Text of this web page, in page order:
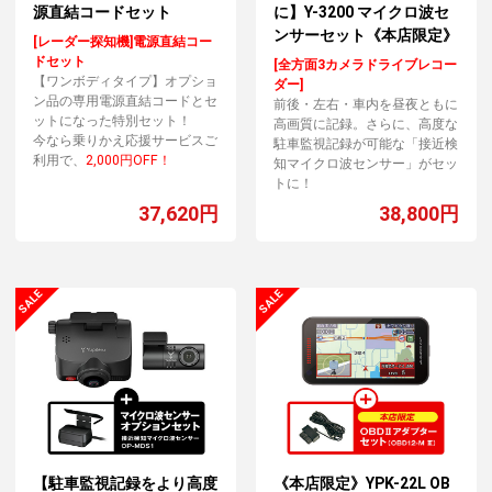
源直結コードセット
[レーダー探知機]電源直結コー
ドセット
【ワンボディタイプ】オプショ
ン品の専用電源直結コードとセ
ットになった特別セット！
今なら乗りかえ応援サービスご
利用で、2,000円OFF！
37,620円
に】Y-3200 マイクロ波セ
ンサーセット《本店限定》
[全方面3カメラドライブレコー
ダー]
前後・左右・車内を昼夜ともに
高画質に記録。さらに、高度な
駐車監視記録が可能な「接近検
知マイクロ波センサー」がセッ
トに！
38,800円
【駐車監視記録をより高度 《本店限定》YPK-22L OB